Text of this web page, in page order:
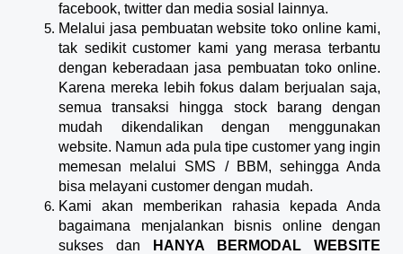
facebook, twitter dan media sosial lainnya.
Melalui jasa pembuatan website toko online kami,
tak sedikit customer kami yang merasa terbantu
dengan keberadaan jasa pembuatan toko online.
Karena mereka lebih fokus dalam berjualan saja,
semua transaksi hingga stock barang dengan
mudah dikendalikan dengan menggunakan
website. Namun ada pula tipe customer yang ingin
memesan melalui SMS / BBM, sehingga Anda
bisa melayani customer dengan mudah.
Kami akan memberikan rahasia kepada Anda
bagaimana menjalankan bisnis online dengan
sukses dan
HANYA BERMODAL WEBSITE